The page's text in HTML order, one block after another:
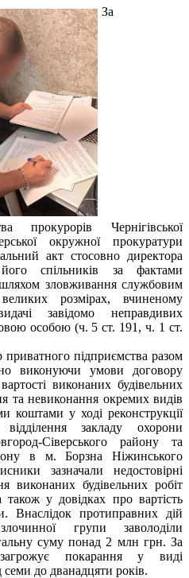
За
прокурорів Чернігівської
окружної прокуратури
акт стосовно директора
його спільників за фактами
зловживання службовим
розмірах, вчиненому
завідомо неправдивих
особою (ч. 5 ст. 191, ч. 1 ст.
приватного підприємства разом
виконуючи умови договору
виконаних будівельних
та невиконання окремих видів
коштами у ході реконструкції
відділення закладу охорони
Сіверського району та
в м. Борзна Ніжинського
зазначали недостовірні
виконаних будівельних робіт
також у довідках про вартість
Внаслідок протиправних дій
групи заволоділи
суму понад 2 млн грн. За
покарання у виді
семи до дванадцяти років.